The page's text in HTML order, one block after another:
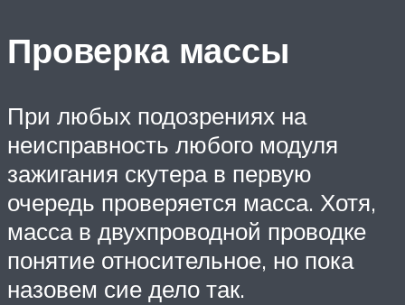
Проверка массы
При любых подозрениях на
неисправность любого модуля
зажигания скутера в первую
очередь проверяется масса. Хотя,
масса в двухпроводной проводке
понятие относительное, но пока
назовем сие дело так.